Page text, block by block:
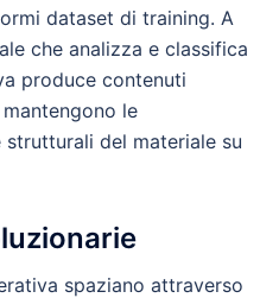
dataset di training. A
che analizza e classifica
produce contenuti
le
del materiale su
spaziano attraverso